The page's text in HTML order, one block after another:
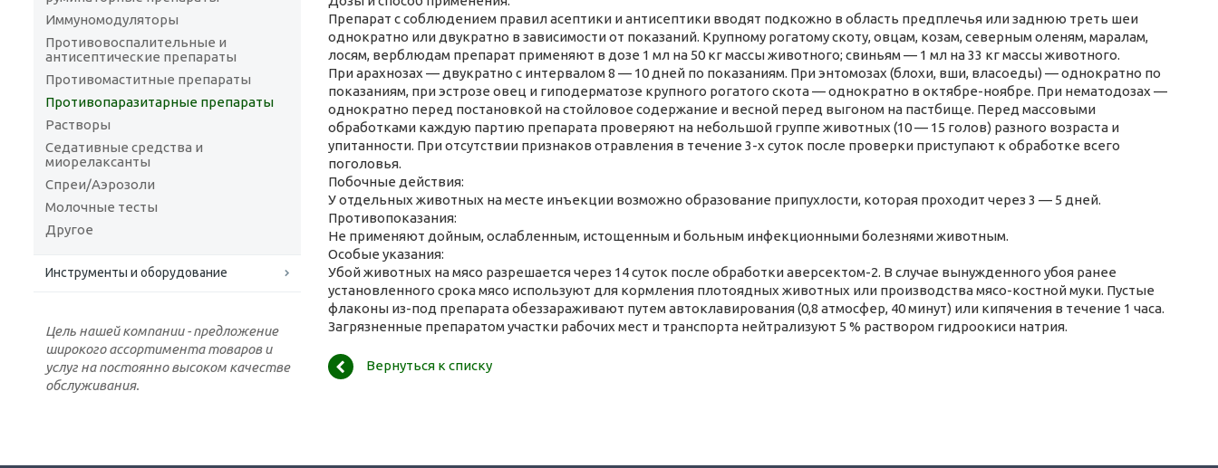
Иммуномодуляторы
Противовоспалительные и
антисептические препараты
Противомаститные препараты
Противопаразитарные препараты
Растворы
Седативные средства и
миорелаксанты
Спреи/Аэрозоли
Молочные тесты
Другое
Инструменты и оборудование
Цель нашей компании - предложение
широкого ассортимента товаров и
услуг на постоянно высоком качестве
обслуживания.
Препарат с соблюдением правил асептики и антисептики вводят подкожно в область предплечья или заднюю треть шеи
однократно или двукратно в зависимости от показаний. Крупному рогатому скоту, овцам, козам, северным оленям, маралам,
лосям, верблюдам препарат применяют в дозе 1 мл на 50 кг массы животного; свиньям — 1 мл на 33 кг массы животного.
При арахнозах — двукратно с интервалом 8 — 10 дней по показаниям. При энтомозах (блохи, вши, власоеды) — однократно по
показаниям, при эстрозе овец и гиподерматозе крупного рогатого скота — однократно в октябре-ноябре. При нематодозах —
однократно перед постановкой на стойловое содержание и весной перед выгоном на пастбище. Перед массовыми
обработками каждую партию препарата проверяют на небольшой группе животных (10 — 15 голов) разного возраста и
упитанности. При отсутствии признаков отравления в течение 3-х суток после проверки приступают к обработке всего
поголовья.
Побочные действия:
У отдельных животных на месте инъекции возможно образование припухлости, которая проходит через 3 — 5 дней.
Противопоказания:
Не применяют дойным, ослабленным, истощенным и больным инфекционными болезнями животным.
Особые указания:
Убой животных на мясо разрешается через 14 суток после обработки аверсектом-2. В случае вынужденного убоя ранее
установленного срока мясо используют для кормления плотоядных животных или производства мясо-костной муки. Пустые
флаконы из-под препарата обеззараживают путем автоклавирования (0,8 атмосфер, 40 минут) или кипячения в течение 1 часа.
Загрязненные препаратом участки рабочих мест и транспорта нейтрализуют 5 % раствором гидроокиси натрия.
Вернуться к списку